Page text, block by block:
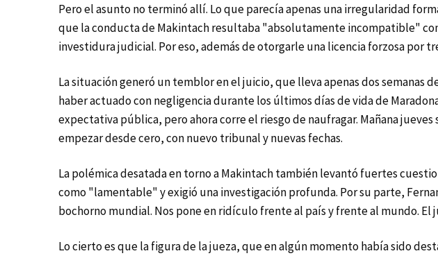
Pero el asunto no terminó allí. Lo que parecía apenas una irregularidad
que la conducta de Makintach resultaba "absolutamente incompatible"
investidura judicial. Por eso, además de otorgarle una licencia forzosa por
La situación generó un temblor en el juicio, que lleva apenas dos semanas
haber actuado con negligencia durante los últimos días de vida de
expectativa pública, pero ahora corre el riesgo de naufragar. Mañana
empezar desde cero, con nuevo tribunal y nuevas fechas.
La polémica desatada en torno a Makintach también levantó fuertes
como "lamentable" y exigió una investigación profunda. Por su parte,
bochorno mundial. Nos pone en ridículo frente al país y frente al mundo. El
Lo cierto es que la figura de la jueza, que en algún momento había sido